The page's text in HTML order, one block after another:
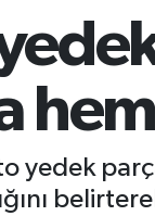
yedek